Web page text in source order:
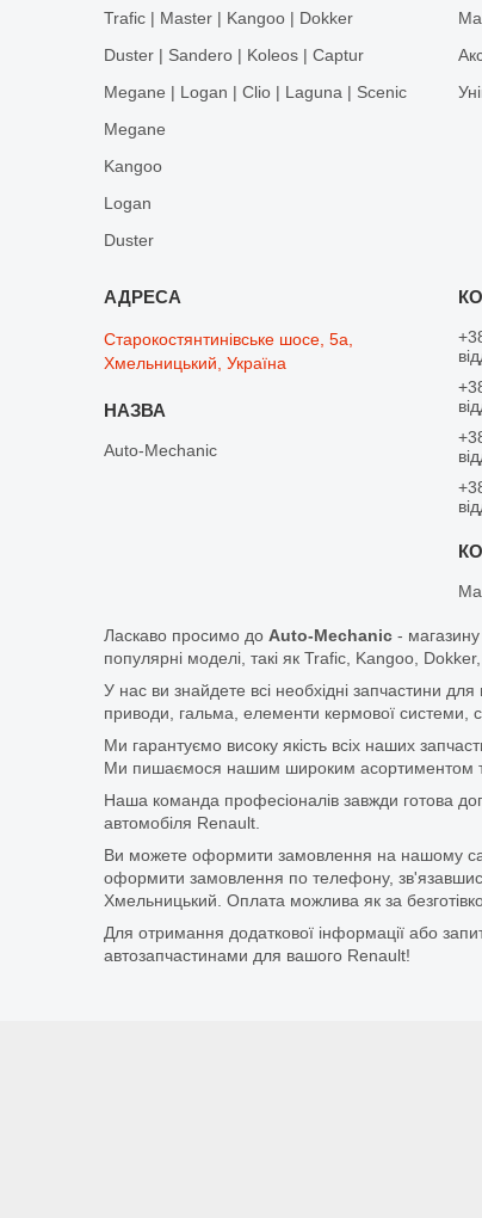
Trafic | Master | Kangoo | Dokker
Duster | Sandero | Koleos | Captur
Megane | Logan | Clio | Laguna | Scenic
Megane
Kangoo
Logan
Duster
Старокостянтинівське шосе, 5а,
Хмельницький, Україна
Auto-Mechanic
Ласкаво просимо до Auto-Mechanic -
популярні моделі, такі як Trafic, Kangoo,
У нас ви знайдете всі необхідні запчастини
приводи, гальма, елементи кермової системи,
Ми гарантуємо високу якість всіх наших
Ми пишаємося нашим широким асортиментом
Наша команда професіоналів завжди готова
автомобіля Renault.
Ви можете оформити замовлення на нашому
оформити замовлення по телефону,
Хмельницький. Оплата можлива як за
Для отримання додаткової інформації або
автозапчастинами для вашого Renault!